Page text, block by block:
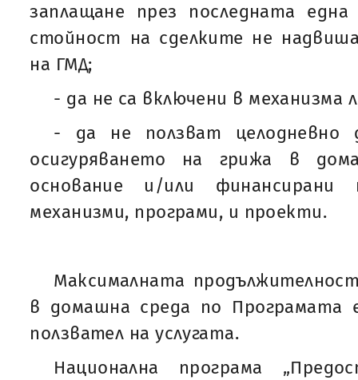
заплащане през последната
стойност на сделките не
на ГМД;
- да не са включени в механизма
- да не ползват целодневно
осигуряването на грижа в
основание и/или финансирани
механизми, програми, и проекти.
Максималната
в домашна среда по Програмата
ползвател на услугата.
Национална програма